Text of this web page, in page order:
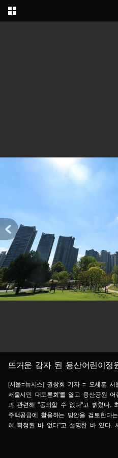
뜨거운 감자 된 용산어린이정
[서울=뉴시스] 권창회 기자 = 오세훈
서울시민 대토론회'를 열고 용산공원
과 관련해 "동의할 수 없다"고 밝혔다.
주택공급에 활용하는 방안을 검토한다
혀 확정된 바 없다"고 설명한 바 있다.